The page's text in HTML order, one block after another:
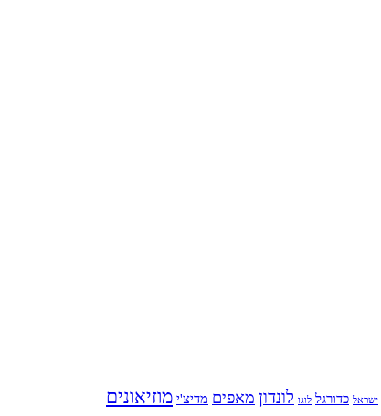
ישראל כדורגל לוגו לונדון מאפים מדיצ'י מוזיאונים